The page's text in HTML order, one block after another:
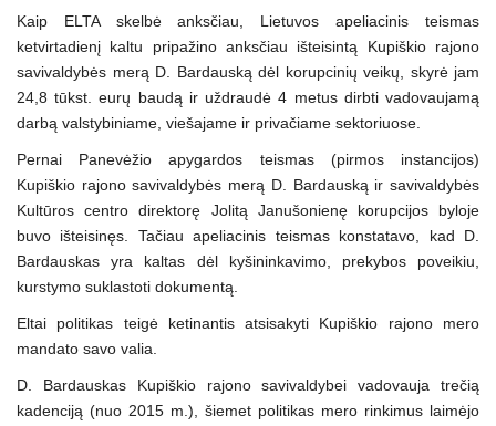
Kaip ELTA skelbė anksčiau, Lietuvos apeliacinis teismas
ketvirtadienį kaltu pripažino anksčiau išteisintą Kupiškio rajono
savivaldybės merą D. Bardauską dėl korupcinių veikų, skyrė jam
24,8 tūkst. eurų baudą ir uždraudė 4 metus dirbti vadovaujamą
darbą valstybiniame, viešajame ir privačiame sektoriuose.
Pernai Panevėžio apygardos teismas (pirmos instancijos)
Kupiškio rajono savivaldybės merą D. Bardauską ir savivaldybės
Kultūros centro direktorę Jolitą Janušonienę korupcijos byloje
buvo išteisinęs. Tačiau apeliacinis teismas konstatavo, kad D.
Bardauskas yra kaltas dėl kyšininkavimo, prekybos poveikiu,
kurstymo suklastoti dokumentą.
Eltai politikas teigė ketinantis atsisakyti Kupiškio rajono mero
mandato savo valia.
D. Bardauskas Kupiškio rajono savivaldybei vadovauja trečią
kadenciją (nuo 2015 m.), šiemet politikas mero rinkimus laimėjo